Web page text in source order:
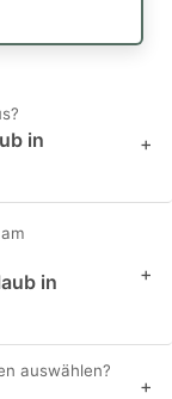
in
+
in
+
auswählen?
+